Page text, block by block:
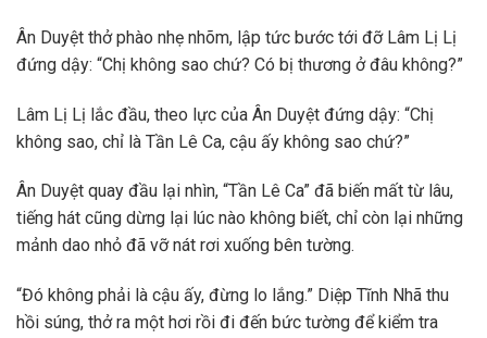
Ân Duyệt thở phào nhẹ nhõm, lập tức bước tới đỡ Lâm Lị Lị
đứng dậy: “Chị không sao chứ? Có bị thương ở đâu không?”
Lâm Lị Lị lắc đầu, theo lực của Ân Duyệt đứng dậy: “Chị
không sao, chỉ là Tần Lê Ca, cậu ấy không sao chứ?”
Ân Duyệt quay đầu lại nhìn, “Tần Lê Ca” đã biến mất từ lâu,
tiếng hát cũng dừng lại lúc nào không biết, chỉ còn lại những
mảnh dao nhỏ đã vỡ nát rơi xuống bên tường.
“Đó không phải là cậu ấy, đừng lo lắng.” Diệp Tĩnh Nhã thu
hồi súng, thở ra một hơi rồi đi đến bức tường để kiểm tra